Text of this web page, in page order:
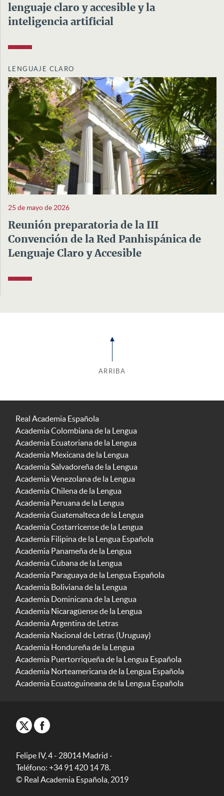
lenguaje claro y accesible y la
inteligencia artificial
LENGUAJE CLARO
25 de mayo de 2026
Reunión preparatoria de la III
Convención de la Red Panhispánica de
Lenguaje Claro y Accesible
ARRIBA
Real Academia Española
Academia Colombiana de la Lengua
Academia Ecuatoriana de la Lengua
Academia Mexicana de la Lengua
Academia Salvadoreña de la Lengua
Academia Venezolana de la Lengua
Academia Chilena de la Lengua
Academia Peruana de la Lengua
Academia Guatemalteca de la Lengua
Academia Costarricense de la Lengua
Academia Filipina de la Lengua Española
Academia Panameña de la Lengua
Academia Cubana de la Lengua
Academia Paraguaya de la Lengua Española
Academia Boliviana de la Lengua
Academia Dominicana de la Lengua
Academia Nicaragüense de la Lengua
Academia Argentina de Letras
Academia Nacional de Letras (Uruguay)
Academia Hondureña de la Lengua
Academia Puertorriqueña de la Lengua Española
Academia Norteamericana de la Lengua Española
Academia Ecuatoguineana de la Lengua Española
Felipe IV, 4 - 28014 Madrid -
Teléfono: +34 91 420 14 78.
© Real Academia Española, 2019